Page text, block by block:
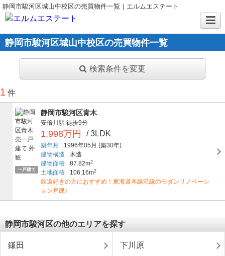
静岡市駿河区城山中校区の売買物件一覧｜エルムエステート
静岡市駿河区城山中校区の売買物件一覧
検索条件を変更
1 件
一戸建て
静岡市駿河区青木
安倍川駅 徒歩9分
1,998万円 / 3LDK
築年月 1996年05月 (築30年)
建物構造
木造
建物面積
87.82m2
土地面積 106.16m2
鉄道好きの方におすすめ！東海道本線沿線のモダンリノベーシ
ョン戸建♪
静岡市駿河区の他のエリアを探す
鎌田 下川原